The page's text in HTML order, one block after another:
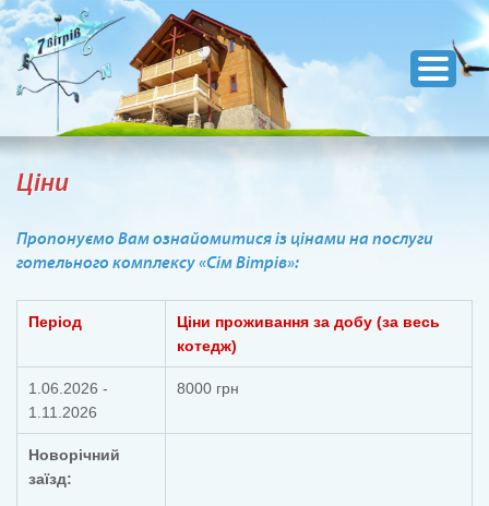
Ціни
Пропонуємо Вам ознайомитися із цінами на послуги
готельного комплексу «Сім Вітрів»:
Період
Ціни проживання за добу (за весь
котедж)
1.06.2026 -
1.11.2026
8000 грн
Новорічний
заїзд: